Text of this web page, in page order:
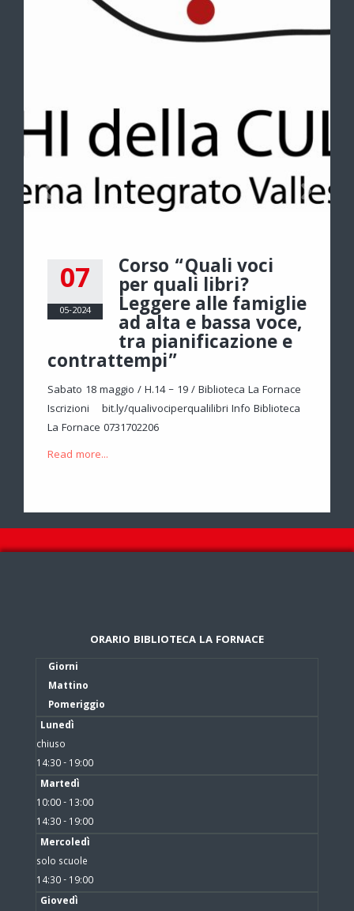
07
05-2024
Corso “Quali voci
per quali libri?
Leggere alle famiglie
ad alta e bassa voce,
tra pianificazione e
contrattempi”
Sabato 18 maggio / H.14 – 19 / Biblioteca La Fornace
Iscrizioni bit.ly/qualivociperqualilibri Info Biblioteca
La Fornace 0731702206
Read more...
ORARIO BIBLIOTECA LA FORNACE
Giorni
Mattino
Pomeriggio
Lunedì
chiuso
14:30 - 19:00
Martedì
10:00 - 13:00
14:30 - 19:00
Mercoledì
solo scuole
14:30 - 19:00
Giovedì